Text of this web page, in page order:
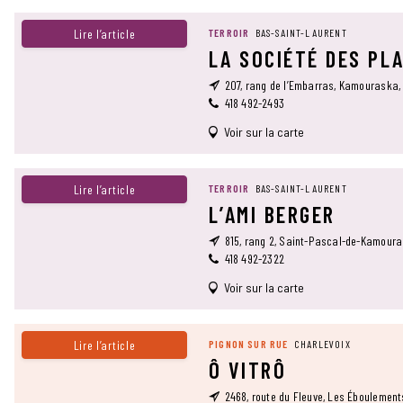
Lire l’article TERROIR BAS-SAINT-LAURENT
LA SOCIÉTÉ DES
207, rang de l’Embarras, Kamouraska,
418 492-2493
Voir sur la carte
Lire l’article TERROIR BAS-SAINT-LAURENT
L’AMI BERGER
815, rang 2, Saint-Pascal-de-
418 492-2322
Voir sur la carte
Lire l’article PIGNON SUR RUE CHARLEVOIX
Ô VITRÔ
2468, route du Fleuve, Les